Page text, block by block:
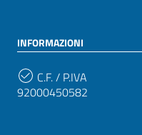
INFORMAZIONI
C.F. / P.IVA
92000450582